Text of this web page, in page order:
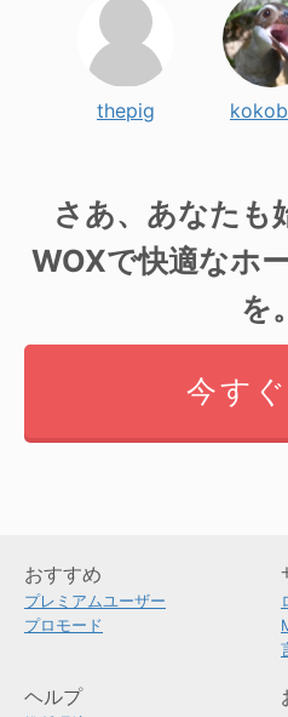
thepig
さあ、あなたも
WOXで快適なホ
を。
今す
おすすめ
プレミアムユーザー
プロモード
ヘルプ